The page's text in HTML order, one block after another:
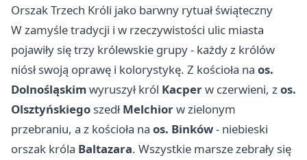
Orszak Trzech Króli jako barwny rytuał świąteczny
W zamyśle tradycji i w rzeczywistości ulic miasta
pojawiły się trzy królewskie grupy - każdy z królów
niósł swoją oprawę i kolorystykę. Z kościoła na os.
Dolnośląskimwyruszył król Kacperw czerwieni, zos.
Olsztyńskiego szedłMelchiorw zielonym
przebraniu, a z kościoła na os. Binków- niebieski
orszak króla Baltazara. Wszystkie marsze zebrały się